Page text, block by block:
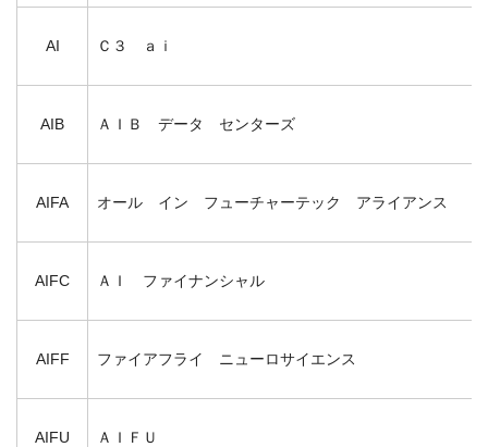
AI Ｃ３ ａｉ
AIB ＡＩＢ データ センターズ
AIFA オール イン フューチャーテック アライアンス
AIFC ＡＩ ファイナンシャル
AIFF ファイアフライ ニューロサイエンス
AIFU ＡＩＦＵ